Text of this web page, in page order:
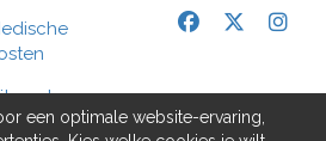
een optimale website-ervaring,